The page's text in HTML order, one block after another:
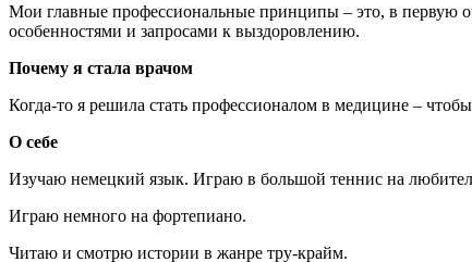
Мои главные профессиональные принципы – это, в первую
особенностями и запросами к выздоровлению.
Почему я стала врачом
Когда-то я решила стать профессионалом в медицине –
О себе
Изучаю немецкий язык. Играю в большой теннис на
Играю немного на фортепиано.
Читаю и смотрю истории в жанре тру-крайм.